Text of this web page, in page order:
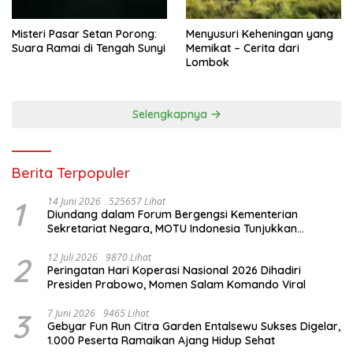
Misteri Pasar Setan Porong:
Suara Ramai di Tengah Sunyi
Menyusuri Keheningan yang
Memikat – Cerita dari
Lombok
Selengkapnya
Berita Terpopuler
1 14 Juni 2026 525657 Lihat
Diundang dalam Forum Bergengsi Kementerian
Sekretariat Negara, MOTU Indonesia Tunjukkan
2 12 Juli 2026 9870 Lihat
Peringatan Hari Koperasi Nasional 2026 Dihadiri
Presiden Prabowo, Momen Salam Komando Viral
3 7 Juni 2026 9465 Lihat
Gebyar Fun Run Citra Garden Entalsewu Sukses Digelar,
1.000 Peserta Ramaikan Ajang Hidup Sehat